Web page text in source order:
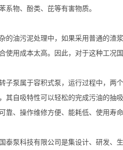
系物、酚类、芘等有害物质。
油污泥处理中，如果采用普通的渣浆
使用成本太高。因此，对于这种工况
泵属于容积式泵，运行过程中，两个
其自吸特性可以轻松的完成污油的抽
靠、操作维修方便、能耗低、使用寿
泵科技有限公司是集设计、研发、生